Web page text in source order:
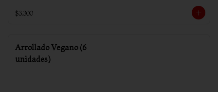
$3.300
Arrollado Vegano (6
unidades)